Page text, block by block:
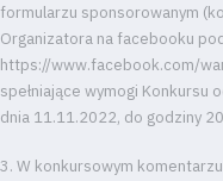
formularzu sponsorowanym
Organizatora na facebooku
https://www.facebook.com/
spełniające wymogi
dnia 11.11.2022, do godziny
3. W konkursowym